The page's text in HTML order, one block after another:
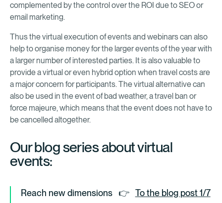
complemented by the control over the ROI due to SEO or
email marketing.
Thus the virtual execution of events and webinars can also
help to organise money for the larger events of the year with
a larger number of interested parties. It is also valuable to
provide a virtual or even hybrid option when travel costs are
a major concern for participants. The virtual alternative can
also be used in the event of bad weather, a travel ban or
force majeure, which means that the event does not have to
be cancelled altogether.
Our blog series about virtual
events:
Reach new dimensions👉 To the blog post 1/7